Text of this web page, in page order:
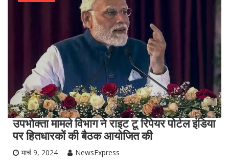
उपभोक्ता मामले विभाग ने राइट टू रिपेयर पोर्टल इंडिया
पर हितधारकों की बैठक आयोजित की
मार्च 9, 2024
NewsExpress